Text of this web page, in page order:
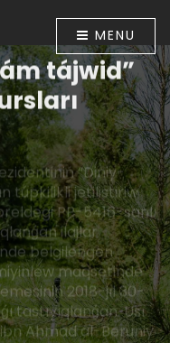
MENU
tájwid”
“Diniy-
túpkilikli jetilistiriw
PP-5416-sanlı
ilajlar
belgilengen
maqsetinde
2018-jıl 30-
tastıyıqlanǵan. Usı
Ahmad al-Beruniy
baslap “Quranı